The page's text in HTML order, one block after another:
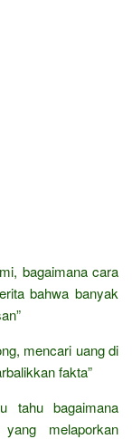
bagaimana cara
bahwa banyak
mencari uang di
fakta”
tahu bagaimana
melaporkan